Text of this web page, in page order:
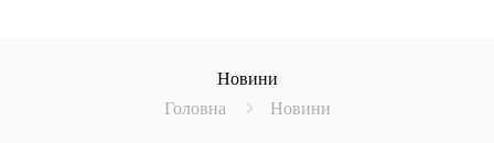
Новини
Головна
Новини